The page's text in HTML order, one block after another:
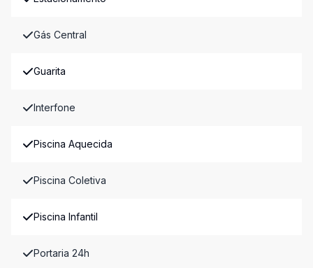
Gás Central
Guarita
Interfone
Piscina Aquecida
Piscina Coletiva
Piscina Infantil
Portaria 24h